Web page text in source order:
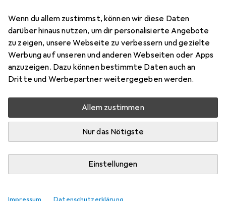
Wenn du allem zustimmst, können wir diese Daten
darüber hinaus nutzen, um dir personalisierte Angebote
zu zeigen, unsere Webseite zu verbessern und gezielte
Werbung auf unseren und anderen Webseiten oder Apps
anzuzeigen. Dazu können bestimmte Daten auch an
Dritte und Werbepartner weitergegeben werden.
Allem zustimmen
Nur das Nötigste
Einstellungen
19
Bewertungen Marke
Mehr von vidaXL
Mehr als 10 Stück an Lager beim Drittanbieter
Lieferort angeben für genaue Lieferzeit
In den Warenkorb